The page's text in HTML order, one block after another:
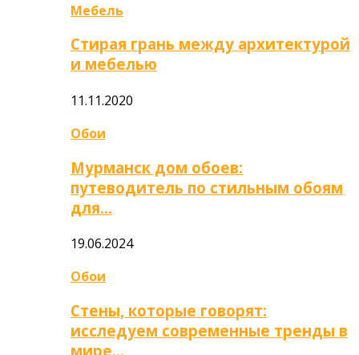
Мебель
Стирая грань между архитектурой
и мебелью
11.11.2020
Обои
Мурманск дом обоев:
путеводитель по стильным обоям
для…
19.06.2024
Обои
Стены, которые говорят:
исследуем современные тренды в
мире…